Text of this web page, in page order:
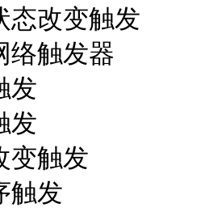
改变触发
触发器
触发
发